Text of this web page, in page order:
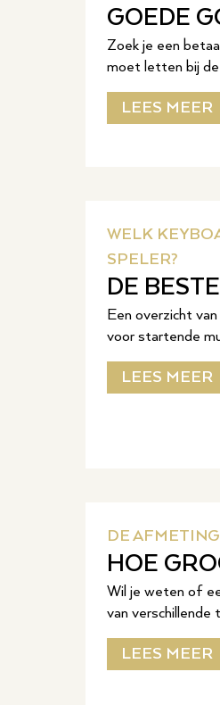
GOEDE
Zoek je een
moet letten bij de
LEES MEER
WELK
SPELER?
DE
Een overzicht
voor startende
LEES MEER
DE
HOE
Wil je weten of
van verschillende
LEES MEER